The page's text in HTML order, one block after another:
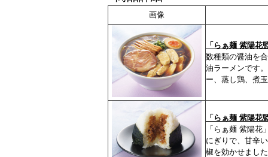
画像
「らぁ麺 紫陽
数種類の醤油を
油ラーメンです
ー、蒸し鶏、煮
「らぁ麺 紫陽
「らぁ麺 紫陽
にぎりで、甘辛
椒を効かせまし